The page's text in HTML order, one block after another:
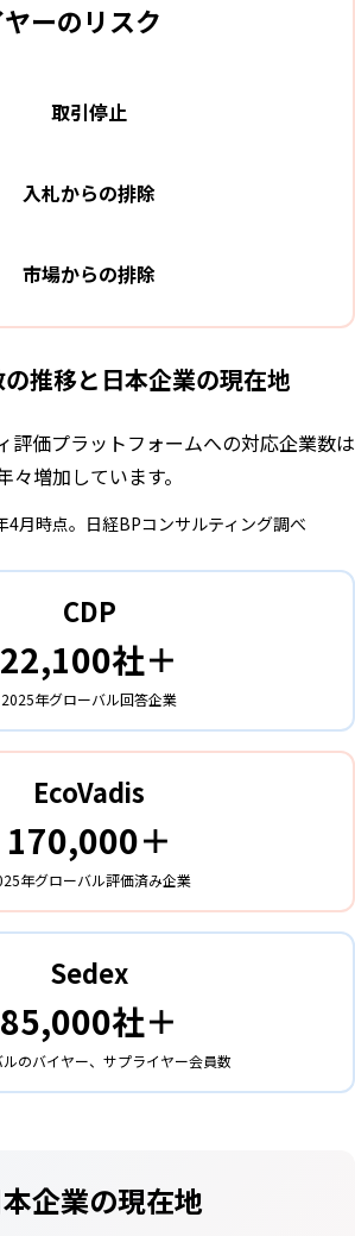
ーのリスク
取引停止
入札からの排除
市場からの排除
推移と日本企業の現在地
評価プラットフォームへの対応企業数は
々増加しています。
月時点。日経BPコンサルティング調べ
CDP
22,100社＋
2025年グローバル回答企業
EcoVadis
170,000＋
年グローバル評価済み企業
Sedex
85,000社＋
ルのバイヤー、サプライヤー会員数
企業の現在地